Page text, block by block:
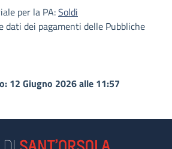
per la PA:Soldi
dati dei pagamenti delle Pubbliche
12 Giugno 2026 alle 11:57